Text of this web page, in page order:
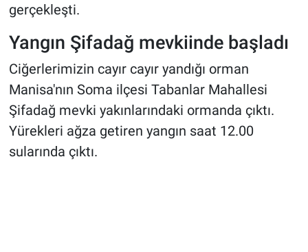
gerçekleşti.
Yangın Şifadağ mevkiinde başladı
Ciğerlerimizin cayır cayır yandığı orman
Manisa'nın Soma ilçesi Tabanlar Mahallesi
Şifadağ mevki yakınlarındaki ormanda çıktı.
Yürekleri ağza getiren yangın saat 12.00
sularında çıktı.